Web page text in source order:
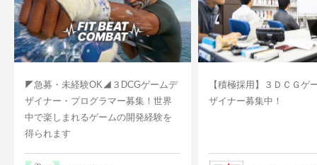
◤急募・未経験OK◢３DCGゲームデ
ザイナー・プログラマー募集！世界
中で楽しまれるゲームの開発経験を
得られます
【積極採用】３ＤＣＧゲ
ザイナー募集中！